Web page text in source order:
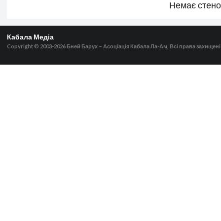
Немає
Кабала Медіа
Copyright © 2003-2026 Бней Барух – Асоціація Кабала Ла-Ам, Всі права захищені